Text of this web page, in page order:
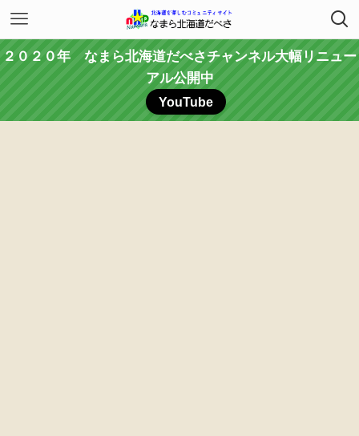
２０２０年 なまら北海道だべさチャンネル大幅リニュー
アル公開中
YouTube